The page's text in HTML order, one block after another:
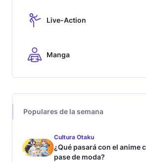
Live-Action
Manga
Populares de la semana
Cultura Otaku
¿Qué pasará con el anime
pase de moda?